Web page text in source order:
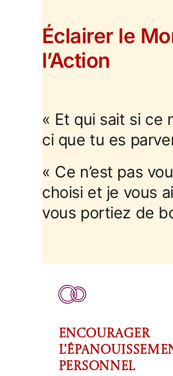
Éclairer le
l’Action
« Et qui sait si ce
ci que tu es
« Ce n’est pas
choisi et je vous
vous portiez de
Encourager
Personnel